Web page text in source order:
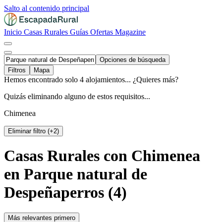
Salto al contenido principal
Inicio Casas Rurales Guías Ofertas Magazine
Opciones de búsqueda
Filtros
Mapa
Hemos encontrado solo 4 alojamientos... ¿Quieres más?
Quizás eliminando alguno de estos requisitos...
Chimenea
Eliminar filtro (+2)
Casas Rurales con Chimenea
en Parque natural de
Despeñaperros (4)
Más relevantes primero